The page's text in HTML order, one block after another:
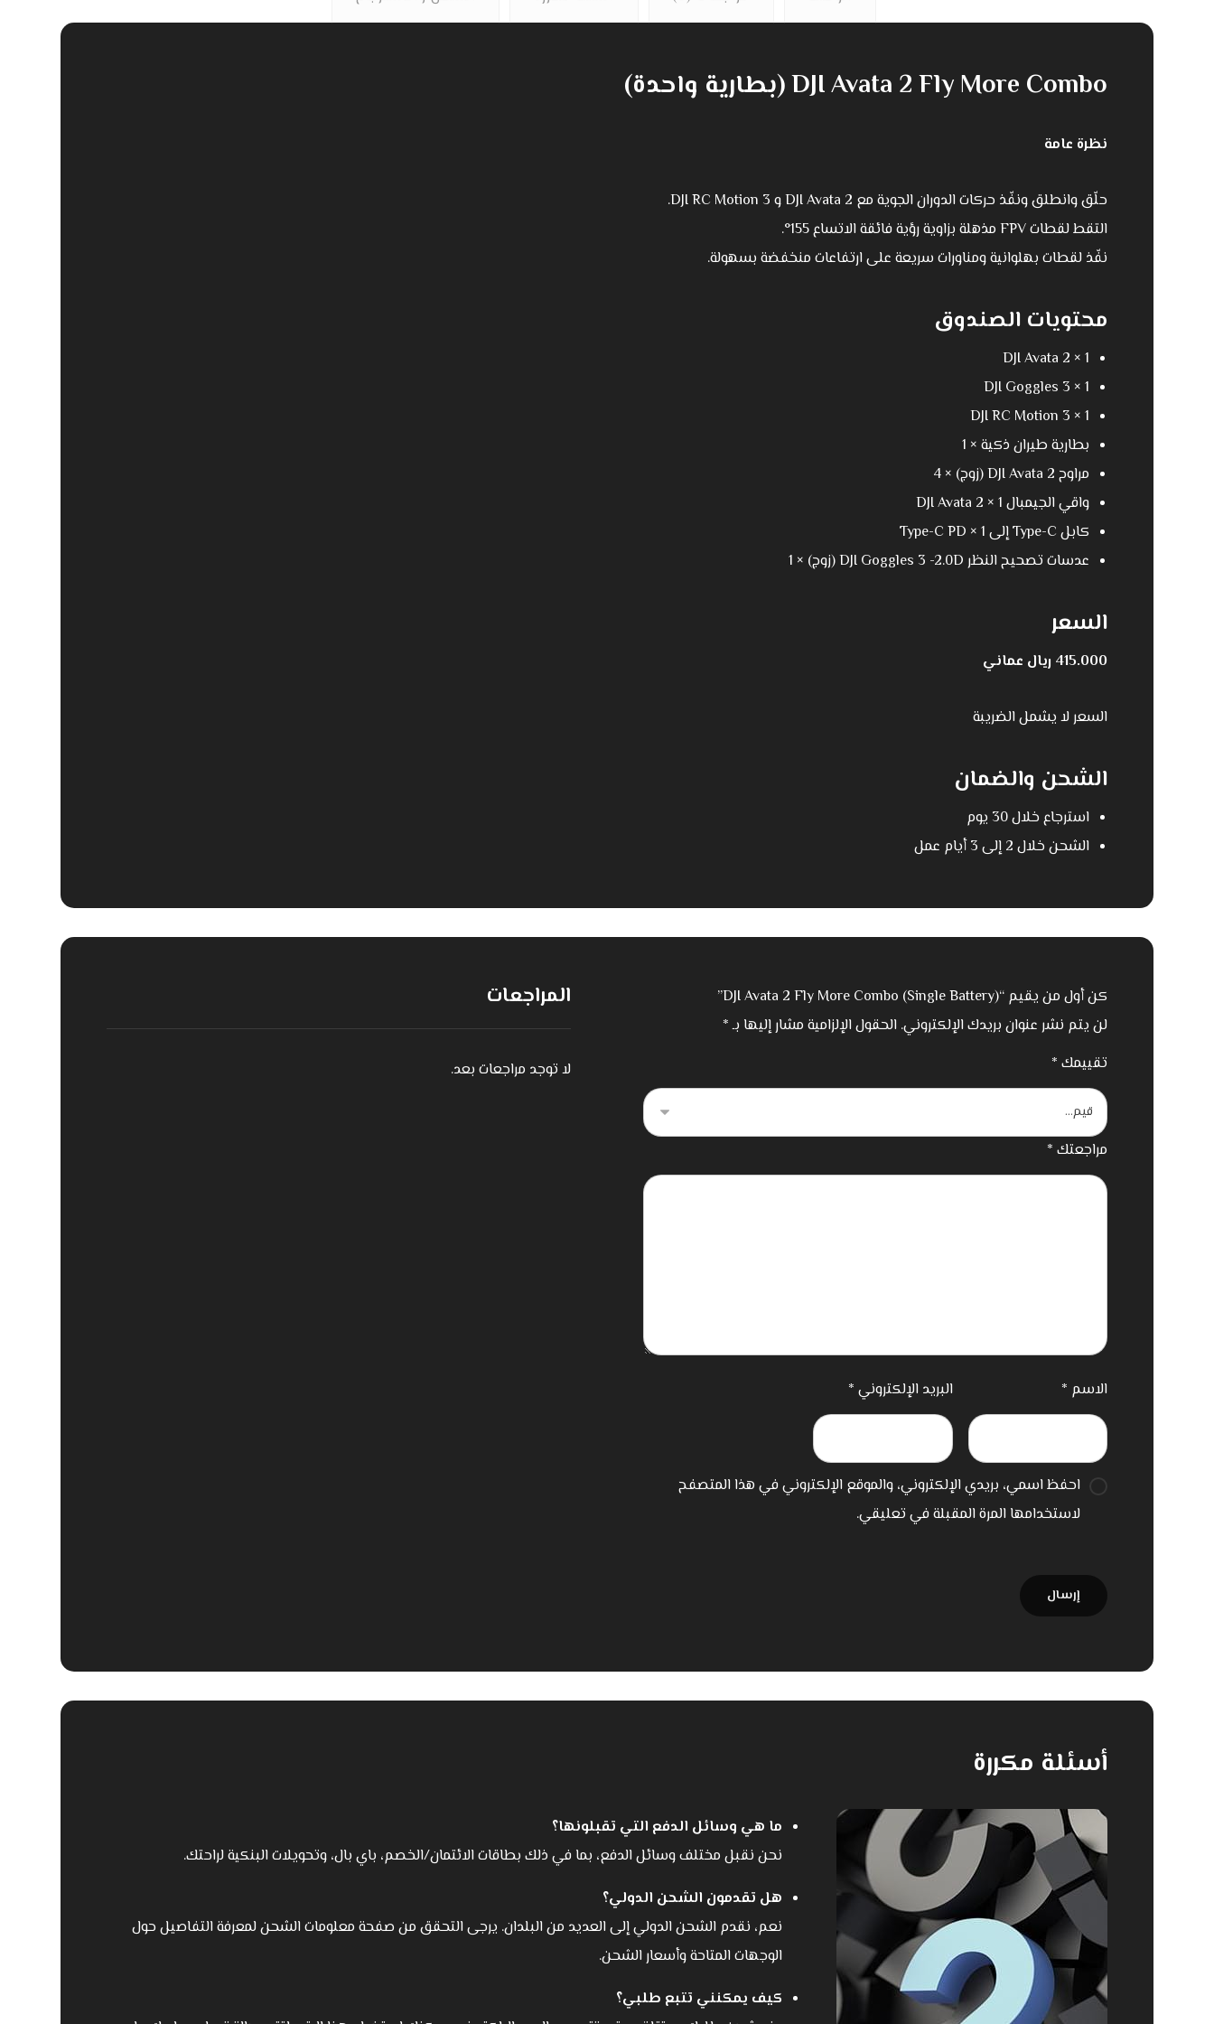
DJI Avata 2 Fly More Combo (بطارية واحدة)
نظرة عامة
حلّق وانطلق ونفّذ حركات الدوران الجوية مع DJI Avata 2 و DJI RC Motion 3.
التقط لقطات FPV مذهلة بزاوية رؤية فائقة الاتساع 155°.
نفّذ لقطات بهلوانية ومناورات سريعة على ارتفاعات منخفضة بسهولة.
محتويات الصندوق
DJI Avata 2 × 1
DJI Goggles 3 × 1
DJI RC Motion 3 × 1
بطارية طيران ذكية × 1
مراوح DJI Avata 2 (زوج) × 4
واقي الجيمبال DJI Avata 2 × 1
كابل Type-C إلى Type-C PD × 1
عدسات تصحيح النظر DJI Goggles 3 ‎-2.0D (زوج) × 1
السعر
415.000 ريال عماني
السعر لا يشمل الضريبة
الشحن والضمان
استرجاع خلال 30 يوم
الشحن خلال 2 إلى 3 أيام عمل
المراجعات
لا توجد مراجعات بعد.
كن أول من يقيم “DJI Avata 2 Fly More Combo (Single Battery)”
لن يتم نشر عنوان بريدك الإلكتروني. الحقول الإلزامية مشار إليها بـ*
تقييمك *
مراجعتك *
الاسم * البريد الإلكتروني *
احفظ اسمي، بريدي الإلكتروني، والموقع الإلكتروني في هذا المتصفح
لاستخدامها المرة المقبلة في تعليقي.
أسئلة مكررة
ما هي وسائل الدفع التي تقبلونها؟
نحن نقبل مختلف وسائل الدفع، بما في ذلك بطاقات الائتمان/الخصم، باي بال، وتحويلات البنكية لراحتك.
هل تقدمون الشحن الدولي؟
نعم، نقدم الشحن الدولي إلى العديد من البلدان. يرجى التحقق من صفحة معلومات الشحن لمعرفة التفاصيل حول
الوجهات المتاحة وأسعار الشحن.
كيف يمكنني تتبع طلبي؟